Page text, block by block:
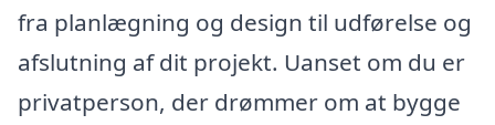
fra planlægning og design til udførelse og
afslutning af dit projekt. Uanset om du er
privatperson, der drømmer om at bygge